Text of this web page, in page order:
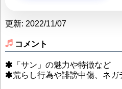
更新: 2022/11/07
コメント
「サン」の魅力や特徴など
荒らし行為や誹謗中傷、ネ